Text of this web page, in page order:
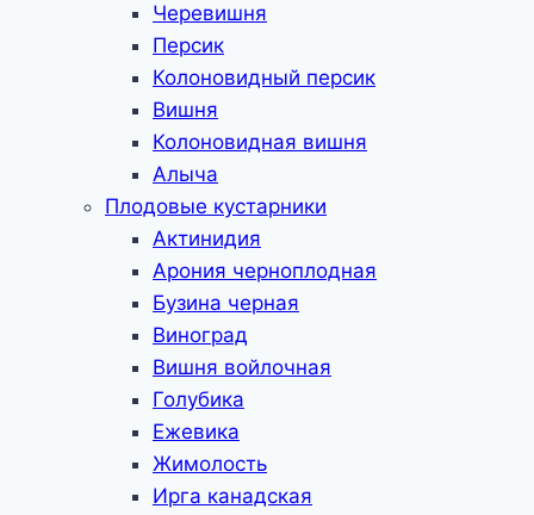
Черевишня
Персик
Колоновидный персик
Вишня
Колоновидная вишня
Алыча
Плодовые кустарники
Актинидия
Арония черноплодная
Бузина черная
Виноград
Вишня войлочная
Голубика
Ежевика
Жимолость
Ирга канадская